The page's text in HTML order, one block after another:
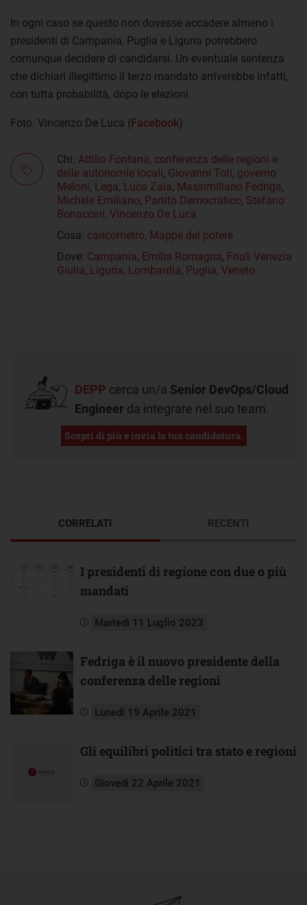
In ogni caso se questo non dovesse accadere almeno i
presidenti di Campania, Puglia e Liguria potrebbero
comunque decidere di candidarsi. Un eventuale sentenza
che dichiari illegittimo il terzo mandato arriverebbe infatti,
con tutta probabilità, dopo le elezioni.
Foto: Vincenzo De Luca (Facebook)
Chi: Attilio Fontana, conferenza delle regioni e
delle autonomie locali, Giovanni Toti, governo
Meloni, Lega, Luca Zaia, Massimiliano Fedriga,
Michele Emiliano, Partito Democratico, Stefano
Bonaccini, Vincenzo De Luca
Cosa: caricometro, Mappe del potere
Dove: Campania, Emilia Romagna, Friuli Venezia
Giulia, Liguria, Lombardia, Puglia, Veneto
DEPP cerca un/a Senior DevOps/Cloud
Engineer da integrare nel suo team.
Scopri di più e invia la tua candidatura.
CORRELATI
I presidenti di regione con due o più
mandati
Martedì 11 Luglio 2023
Fedriga è il nuovo presidente della
conferenza delle regioni
Lunedì 19 Aprile 2021
Gli equilibri politici tra stato e regioni
Giovedì 22 Aprile 2021
RECENTI